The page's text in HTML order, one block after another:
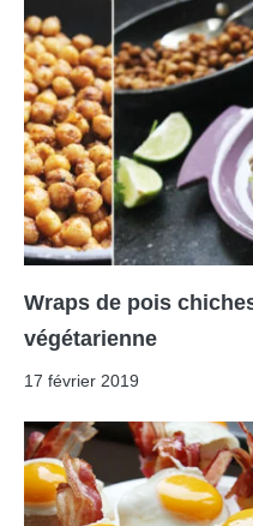
Wraps de pois
végétarienne
17 février 2019